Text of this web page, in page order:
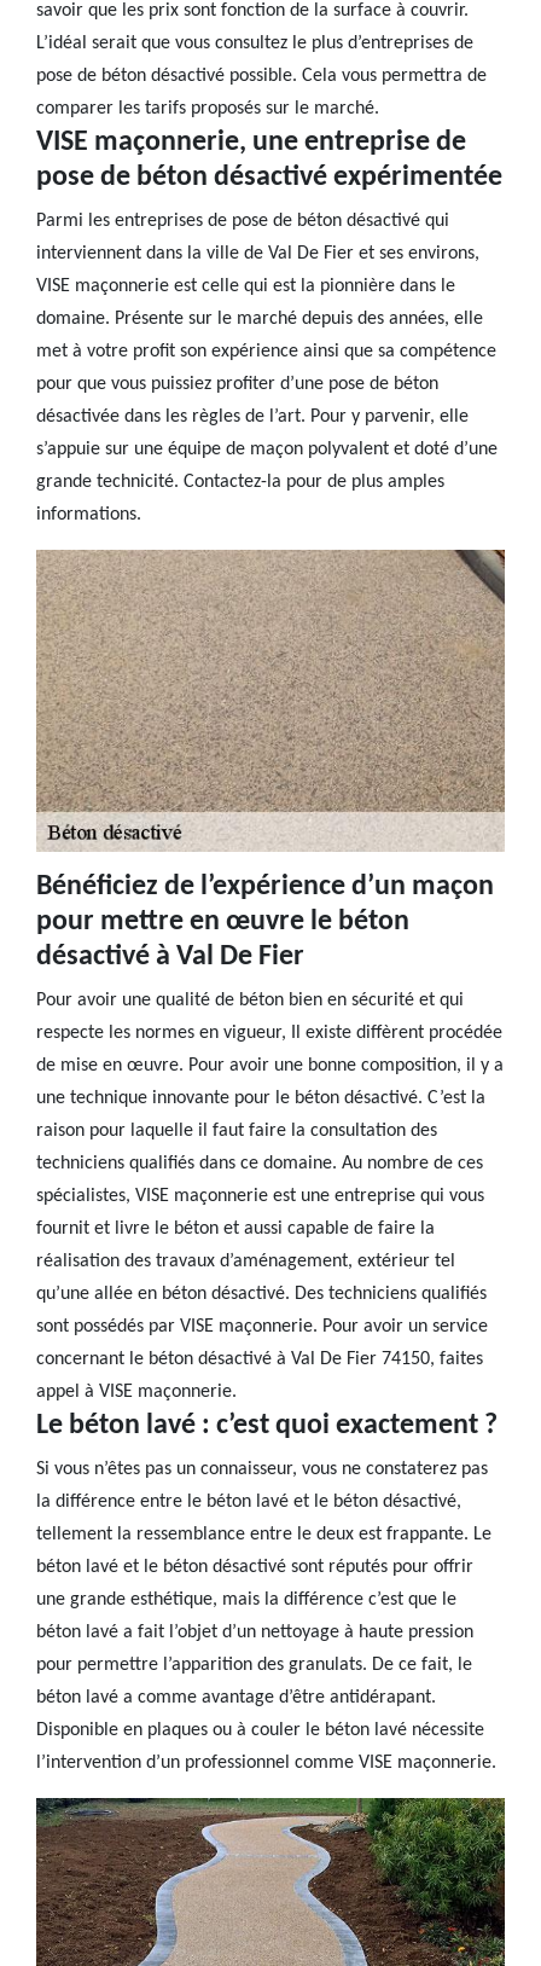
savoir que les prix sont fonction de la surface à couvrir.
L’idéal serait que vous consultez le plus d’entreprises de
pose de béton désactivé possible. Cela vous permettra de
comparer les tarifs proposés sur le marché.
VISE maçonnerie, une entreprise de
pose de béton désactivé expérimentée
Parmi les entreprises de pose de béton désactivé qui
interviennent dans la ville de Val De Fier et ses environs,
VISE maçonnerie est celle qui est la pionnière dans le
domaine. Présente sur le marché depuis des années, elle
met à votre profit son expérience ainsi que sa compétence
pour que vous puissiez profiter d’une pose de béton
désactivée dans les règles de l’art. Pour y parvenir, elle
s’appuie sur une équipe de maçon polyvalent et doté d’une
grande technicité. Contactez-la pour de plus amples
informations.
Bénéficiez de l’expérience d’un maçon
pour mettre en œuvre le béton
désactivé à Val De Fier
Pour avoir une qualité de béton bien en sécurité et qui
respecte les normes en vigueur, Il existe diffèrent procédée
de mise en œuvre. Pour avoir une bonne composition, il y a
une technique innovante pour le béton désactivé. C’est la
raison pour laquelle il faut faire la consultation des
techniciens qualifiés dans ce domaine. Au nombre de ces
spécialistes, VISE maçonnerie est une entreprise qui vous
fournit et livre le béton et aussi capable de faire la
réalisation des travaux d’aménagement, extérieur tel
qu’une allée en béton désactivé. Des techniciens qualifiés
sont possédés par VISE maçonnerie. Pour avoir un service
concernant le béton désactivé à Val De Fier 74150, faites
appel à VISE maçonnerie.
Le béton lavé : c’est quoi exactement ?
Si vous n’êtes pas un connaisseur, vous ne constaterez pas
la différence entre le béton lavé et le béton désactivé,
tellement la ressemblance entre le deux est frappante. Le
béton lavé et le béton désactivé sont réputés pour offrir
une grande esthétique, mais la différence c’est que le
béton lavé a fait l’objet d’un nettoyage à haute pression
pour permettre l’apparition des granulats. De ce fait, le
béton lavé a comme avantage d’être antidérapant.
Disponible en plaques ou à couler le béton lavé nécessite
l’intervention d’un professionnel comme VISE maçonnerie.